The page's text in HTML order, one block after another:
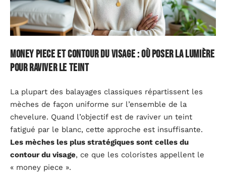
Money piece et contour du visage : où poser la lumière
pour raviver le teint
La plupart des balayages classiques répartissent les
mèches de façon uniforme sur l’ensemble de la
chevelure. Quand l’objectif est de raviver un teint
fatigué par le blanc, cette approche est insuffisante.
Les mèches les plus stratégiques sont celles du
contour du visage, ce que les coloristes appellent le
« money piece ».